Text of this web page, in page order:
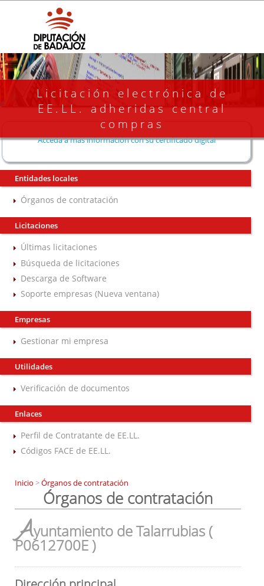
Licitación electrónica de
EE.LL. adheridas central
compras
Acceda a más información con su certificado digital
Entidades locales
Órganos de contratación
Licitaciones
Últimas licitaciones
Búsqueda de licitaciones
Descarga de Software
Soporte empresas (Nueva ventana)
Empresas
Gestionar mi empresa
Utilidades
Verificación de documentos
Enlaces
Perfil de Contratante de EE.LL.
Códigos FACE de EE.LL.
Inicio >Órganos de contratación
Órganos de contratación
Ayuntamiento de Talarrubias (
P0612700E )